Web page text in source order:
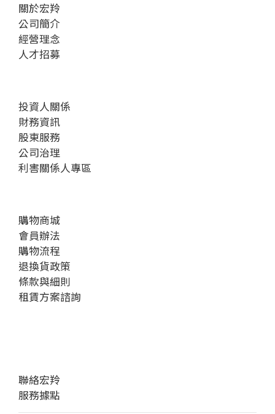
關於宏羚
公司簡介
經營理念
人才招募
投資人關係
財務資訊
股東服務
公司治理
利害關係人專區
購物商城
會員辦法
購物流程
退換貨政策
條款與細則
租賃方案諮詢
聯絡宏羚
服務據點